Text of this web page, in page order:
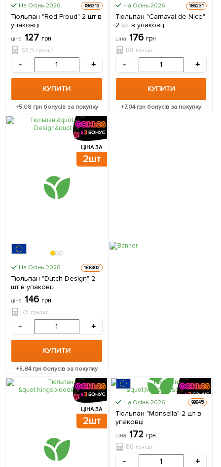
На Осінь-2026 186313
Тюльпан "Red Proud" 2 шт в
упаковці
ціна 127 грн
63.5 грн/шт
- +
КУПИТИ
+5.08 грн бонусів за покупку
На Осінь-2026 186231
Тюльпан "Carnaval de Nice"
2 шт в упаковці
ціна 176 грн
88 грн/шт
- +
КУПИТИ
+7.04грн бонусів за покупку
ЦІНА ЗА
2шт
На Осінь-2026 186302
Тюльпан "Dutch Design" 2
шт в упаковці
ціна 146 грн
73 грн/шт
- +
КУПИТИ
+5.84грн бонусів за покупку
ЦІНА ЗА
2шт
На Осінь-2026 99945
Тюльпан "Monsella" 2 шт в
упаковці
ціна 172 грн
86 грн/шт
- +